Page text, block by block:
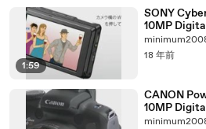
1:59
SONY
10MP
18 年前
CANON
10MP